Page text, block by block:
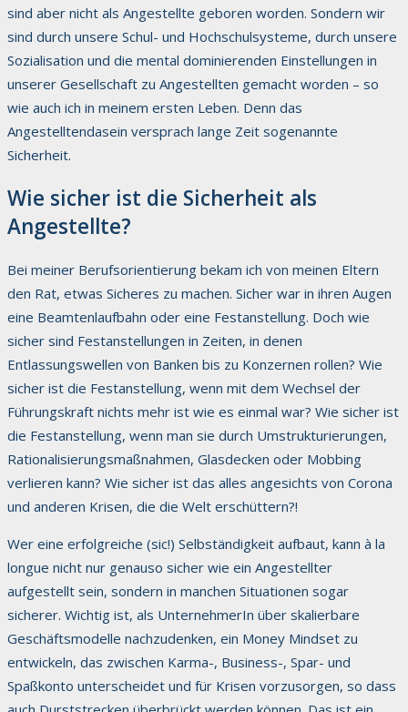
sind aber nicht als Angestellte geboren worden. Sondern wir
sind durch unsere Schul- und Hochschulsysteme, durch unsere
Sozialisation und die mental dominierenden Einstellungen in
unserer Gesellschaft zu Angestellten gemacht worden – so
wie auch ich in meinem ersten Leben. Denn das
Angestelltendasein versprach lange Zeit sogenannte
Sicherheit.
Wie sicher ist die Sicherheit als
Angestellte?
Bei meiner Berufsorientierung bekam ich von meinen Eltern
den Rat, etwas Sicheres zu machen. Sicher war in ihren Augen
eine Beamtenlaufbahn oder eine Festanstellung. Doch wie
sicher sind Festanstellungen in Zeiten, in denen
Entlassungswellen von Banken bis zu Konzernen rollen? Wie
sicher ist die Festanstellung, wenn mit dem Wechsel der
Führungskraft nichts mehr ist wie es einmal war? Wie sicher ist
die Festanstellung, wenn man sie durch Umstrukturierungen,
Rationalisierungsmaßnahmen, Glasdecken oder Mobbing
verlieren kann? Wie sicher ist das alles angesichts von Corona
und anderen Krisen, die die Welt erschüttern?!
Wer eine erfolgreiche (sic!) Selbständigkeit aufbaut, kann à la
longue nicht nur genauso sicher wie ein Angestellter
aufgestellt sein, sondern in manchen Situationen sogar
sicherer. Wichtig ist, als UnternehmerIn über skalierbare
Geschäftsmodelle nachzudenken, ein Money Mindset zu
entwickeln, das zwischen Karma-, Business-, Spar- und
Spaßkonto unterscheidet und für Krisen vorzusorgen, so dass